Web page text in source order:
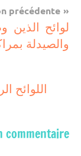
مباريات
مباريات
Navigation
de
l’article
précédente
لوائح الذين
والصيدلة
اللوائح
commentaire